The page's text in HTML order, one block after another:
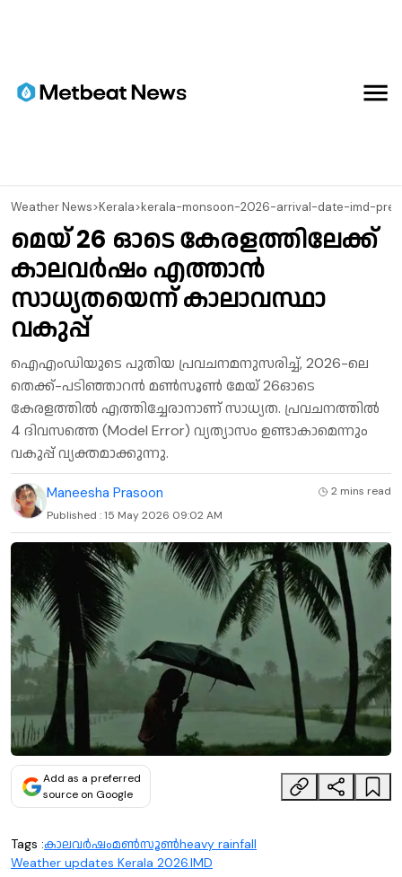
⁠Weather News>Kerala>kerala-monsoon-2026-arrival-date-imd-
മെയ് 26 ഓടെ കേരളത്തിലേക്ക്
കാലവർഷം എത്താൻ
സാധ്യതയെന്ന് കാലാവസ്ഥാ
വകുപ്പ്
ഐഎംഡിയുടെ പുതിയ പ്രവചനമനുസരിച്ച്, 2026-ലെ
തെക്ക്-പടിഞ്ഞാറൻ മൺസൂൺ മേയ് 26ഓടെ
കേരളത്തിൽ എത്തിച്ചേരാനാണ് സാധ്യത. പ്രവചനത്തിൽ
4 ദിവസത്തെ (Model Error) വ്യത്യാസം ഉണ്ടാകാമെന്നും
വകുപ്പ് വ്യക്തമാക്കുന്നു.
Maneesha Prasoon 2 mins read
Published :15 May 2026 09:02 AM
Add as a preferred
source on Google
Tags :കാലവർഷംമൺസൂൺheavy rainfall
Weather updates Kerala 2026.IMD